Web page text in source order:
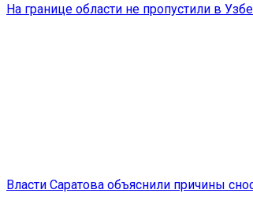
На границе области не пропустили в
Власти Саратова объяснили причины